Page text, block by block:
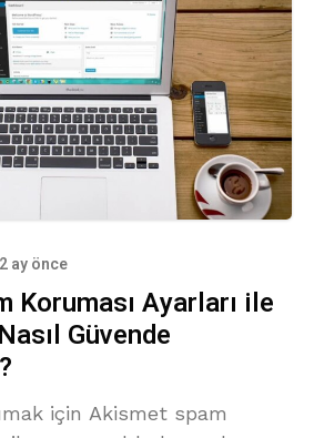
ay önce
Koruması Ayarları ile
Güvende
için Akismet spam